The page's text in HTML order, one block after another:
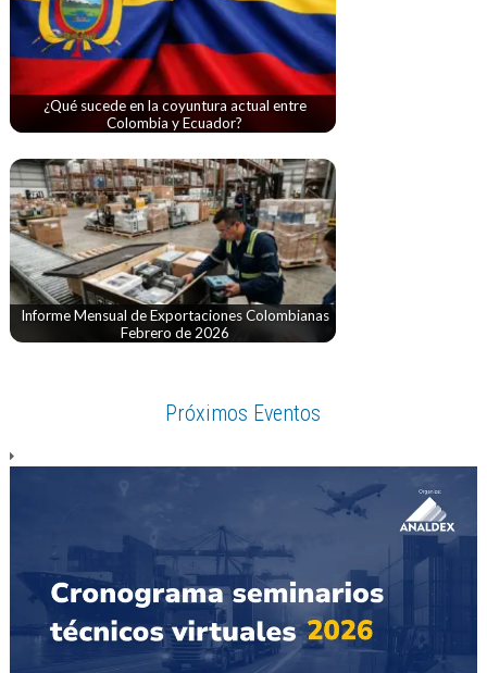
¿Qué sucede en la coyuntura actual entre
Colombia y Ecuador?
Informe Mensual de Exportaciones Colombianas
Febrero de 2026
Próximos Eventos